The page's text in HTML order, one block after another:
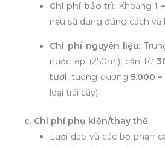
Chi phí bảo trì: Khoảng 1
nếu sử dụng đúng cách
Chi phí nguyên liệu:
nước ép (250ml), cần từ
tươi, tương đương 5.000
loại trái cây).
c. Chi phí phụ kiện/thay thế
Lưỡi dao và các bộ phận